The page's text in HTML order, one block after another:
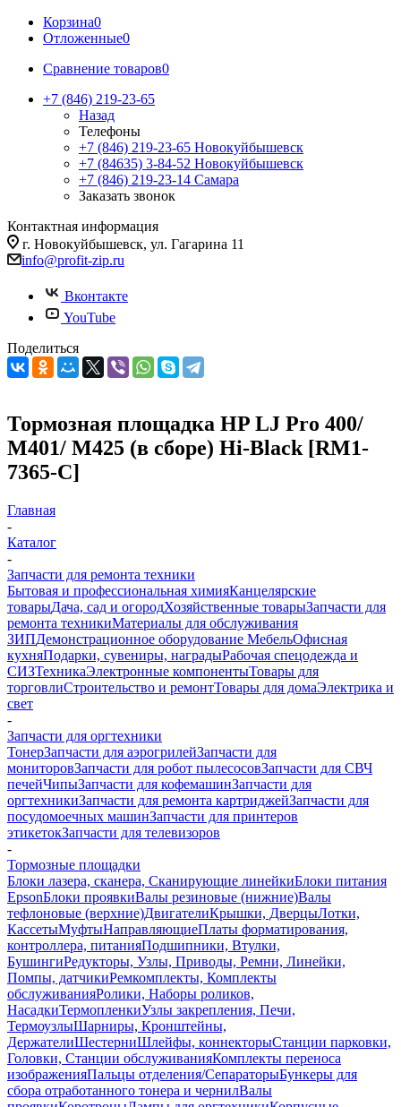
Корзина0
Отложенные0
Сравнение товаров0
+7 (846) 219-23-65
Назад
Телефоны
+7 (846) 219-23-65 Новокуйбышевск
+7 (84635) 3-84-52 Новокуйбышевск
+7 (846) 219-23-14 Самара
Заказать звонок
Контактная информация
г. Новокуйбышевск, ул. Гагарина 11
info@profit-zip.ru
Вконтакте
YouTube
Поделиться
Тормозная площадка HP LJ Pro 400/
M401/ M425 (в сборе) Hi-Black [RM1-
7365-C]
Главная
-
Каталог
-
Запчасти для ремонта техники
Бытовая и профессиональная химияКанцелярские
товарыДача, сад и огородХозяйственные товарыЗапчасти для
ремонта техникиМатериалы для обслуживания
ЗИПДемонстрационное оборудование МебельОфисная
кухняПодарки, сувениры, наградыРабочая спецодежда и
СИЗТехникаЭлектронные компонентыТовары для
торговлиСтроительство и ремонтТовары для домаЭлектрика и
свет
-
Запчасти для оргтехники
ТонерЗапчасти для аэрогрилейЗапчасти для
мониторовЗапчасти для робот пылесосовЗапчасти для СВЧ
печейЧипыЗапчасти для кофемашинЗапчасти для
оргтехникиЗапчасти для ремонта картриджейЗапчасти для
посудомоечных машинЗапчасти для принтеров
этикетокЗапчасти для телевизоров
-
Тормозные площадки
Блоки лазера, сканера, Сканирующие линейкиБлоки питания
EpsonБлоки проявкиВалы резиновые (нижние)Валы
тефлоновые (верхние)ДвигателиКрышки, ДверцыЛотки,
КассетыМуфтыНаправляющиеПлаты форматирования,
контроллера, питанияПодшипники, Втулки,
БушингиРедукторы, Узлы, Приводы, Ремни, Линейки,
Помпы, датчикиРемкомплекты, Комплекты
обслуживанияРолики, Наборы роликов,
НасадкиТермопленкиУзлы закрепления, Печи,
ТермоузлыШарниры, Кронштейны,
ДержателиШестерниШлейфы, коннекторыСтанции парковки,
Головки, Станции обслуживанияКомплекты переноса
изображенияПальцы отделения/СепараторыБункеры для
сбора отработанного тонера и чернилВалы